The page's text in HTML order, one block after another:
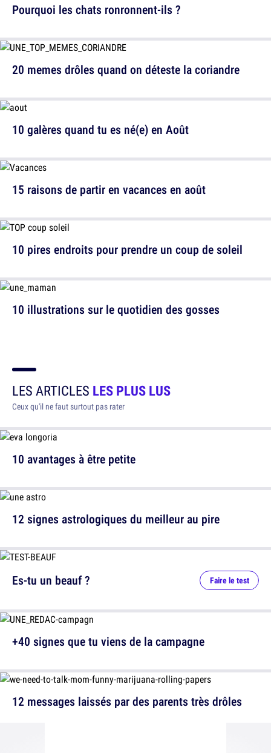
Pourquoi les chats ronronnent-ils ?
10 galères quand tu es né(e) en Août
10 pires endroits pour prendre un coup de soleil
20 memes drôles quand on déteste la coriandre
15 raisons de partir en vacances en août
10 illustrations sur le quotidien des gosses
LES ARTICLES LES PLUS LUS
Ceux qu'il ne faut surtout pas rater
10 avantages à être petite
12 signes astrologiques du meilleur au pire
12 messages laissés par des parents très drôles
Es-tu un beauf ? Faire le test
+40 signes que tu viens de la campagne